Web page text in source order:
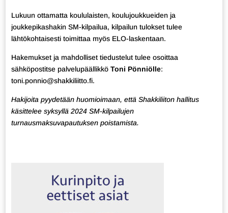
Lukuun ottamatta koululaisten, koulujoukkueiden ja
joukkepikashakin SM-kilpailua, kilpailun tulokset tulee
lähtökohtaisesti toimittaa myös ELO-laskentaan.
Hakemukset ja mahdolliset tiedustelut tulee osoittaa
sähköpostitse palvelupäällikkö Toni Pönniölle:
toni.ponnio@shakkiliitto.fi.
Hakijoita pyydetään huomioimaan, että Shakkiliiton hallitus
käsittelee syksyllä 2024 SM-kilpailujen
turnausmaksuvapautuksen poistamista.